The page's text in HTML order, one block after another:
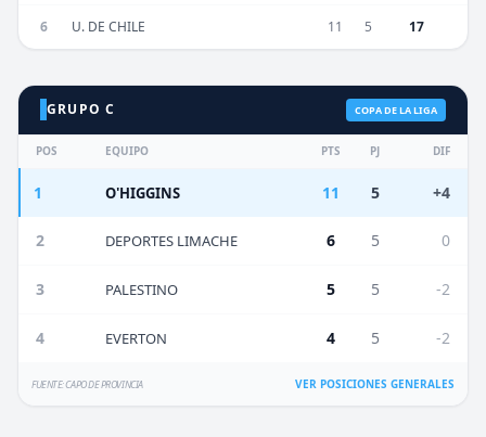
6 U. DE CHILE 11 5 17
GRUPO C COPA DE LA LIGA
POS EQUIPO PTS PJ DIF
1 O'HIGGINS 11 5 +4
2 DEPORTES LIMACHE 6 5 0
3 PALESTINO 5 5 -2
4 EVERTON 4 5 -2
FUENTE: CAPO DE PROVINCIA VER POSICIONES GENERALES